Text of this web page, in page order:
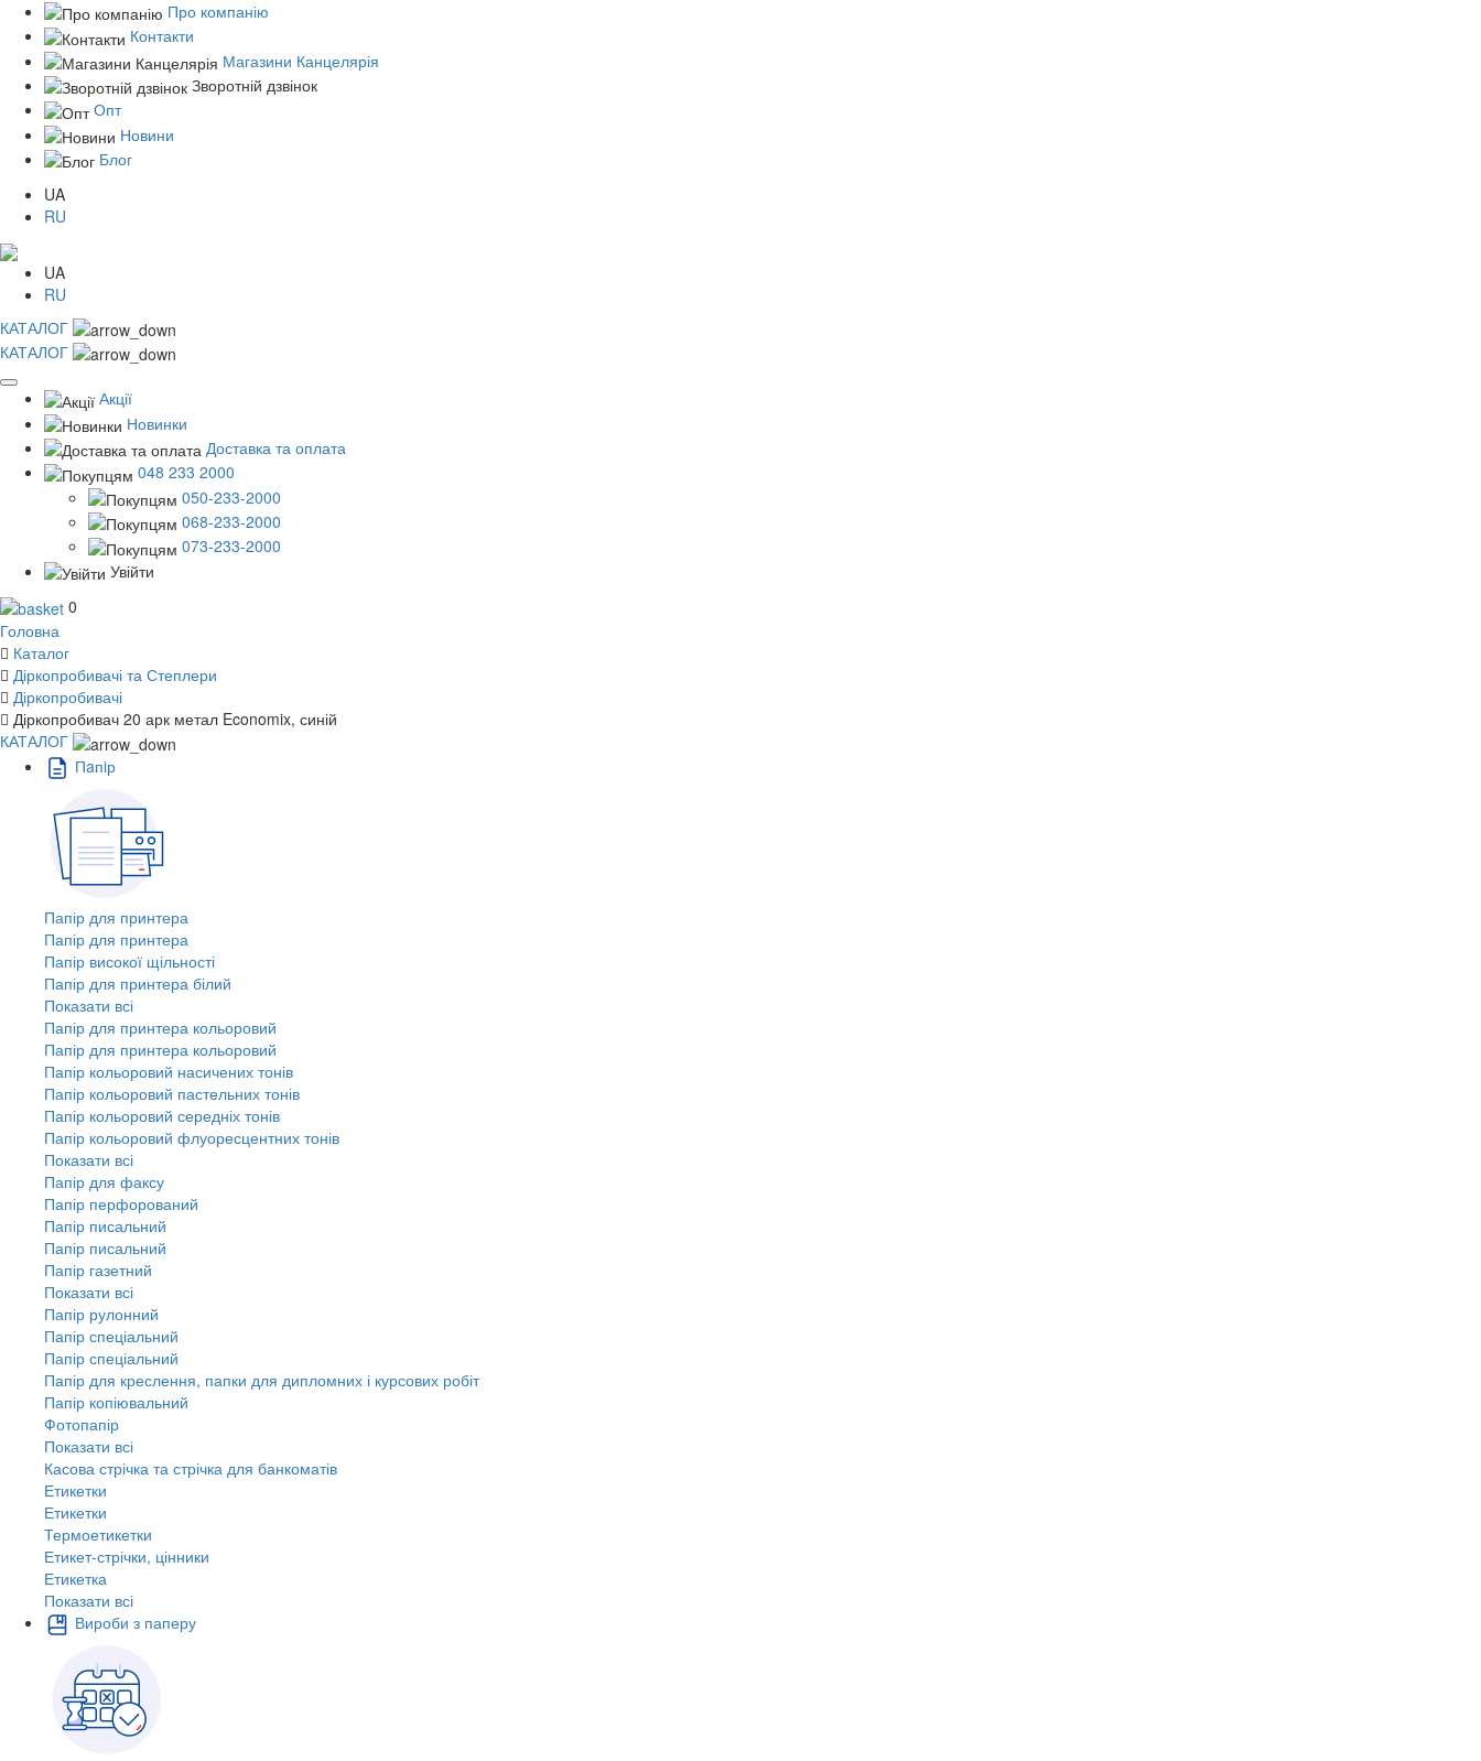
Про компанію
Контакти
Магазини Канцелярія
Зворотній дзвінок
Опт
Новини
Блог
UA
RU
UA
RU
КАТАЛОГ
КАТАЛОГ
Акції
Новинки
Доставка та оплата
048 233 2000
050-233-2000
068-233-2000
073-233-2000
Увійти
0
Головна
Каталог
Діркопробивачі та Степлери
Діркопробивачі
Діркопробивач 20 арк метал Economix, синій
КАТАЛОГ
Пaпiр
Папір для принтера
Папір для принтера
Папір високої щільності
Папір для принтера білий
Показати всі
Папір для принтера кольоровий
Папір для принтера кольоровий
Папір кольоровий насичених тонів
Папір кольоровий пастельних тонів
Папір кольоровий середніх тонів
Папір кольоровий флуоресцентних тонів
Показати всі
Папір для факсу
Папір перфорований
Папір писальний
Папір писальний
Папір газетний
Показати всі
Папір рулонний
Папір спеціальний
Папір спеціальний
Папір для креслення, папки для дипломних і курсових робіт
Папір копіювальний
Фотопапір
Показати всі
Касова стрічка та стрічка для банкоматів
Етикетки
Етикетки
Термоетикетки
Етикет-стрічки, цінники
Етикетка
Показати всі
Вироби з паперу